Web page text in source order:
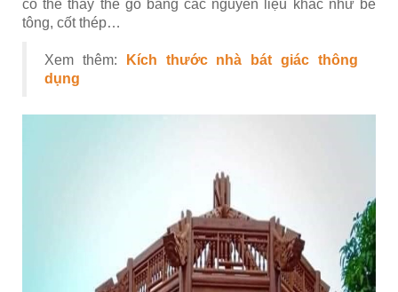
có thể thay thế gỗ bằng các nguyên liệu khác như bê
tông, cốt thép…
Xem thêm:
Kích thước nhà bát giác thông
dụng